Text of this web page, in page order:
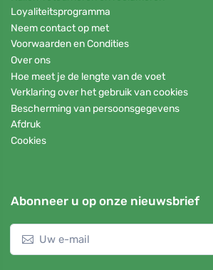
Loyaliteitsprogramma
Neem contact op met
Voorwaarden en Condities
Over ons
Hoe meet je de lengte van de voet
Verklaring over het gebruik van cookies
Bescherming van persoonsgegevens
Afdruk
Cookies
Abonneer u op onze nieuwsbrief